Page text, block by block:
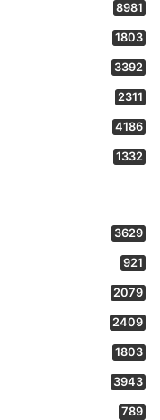
8981
1803
3392
2311
4186
1332
3629
921
2079
2409
1803
3943
789